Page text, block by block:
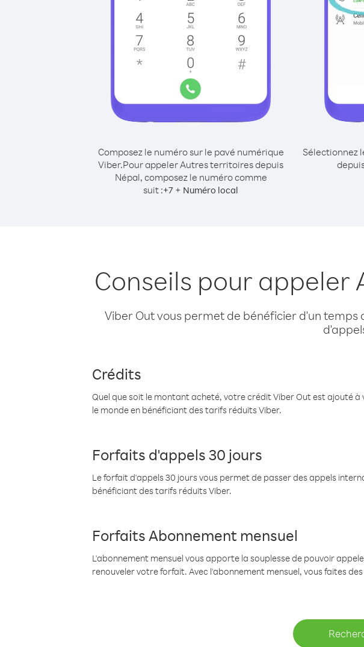
Composez le numéro sur le pavé numérique
Viber.Pour appeler Autres territoires depuis
Népal, composez le numéro comme
suit :+7 + Numéro local
Sélectionnez
Conseils pour appeler
Viber Out vous permet de bénéficier d'un
Crédits
Quel que soit le montant acheté, votre crédit Viber Out est ajouté
le monde en bénéficiant des tarifs réduits Viber.
Forfaits d'appels 30 jours
Le forfait d'appels 30 jours vous permet de passer des appels
bénéficiant des tarifs réduits Viber.
Forfaits Abonnement mensuel
L'abonnement mensuel vous apporte la souplesse de pouvoir
renouveler votre forfait. Avec l'abonnement mensuel, vous faites